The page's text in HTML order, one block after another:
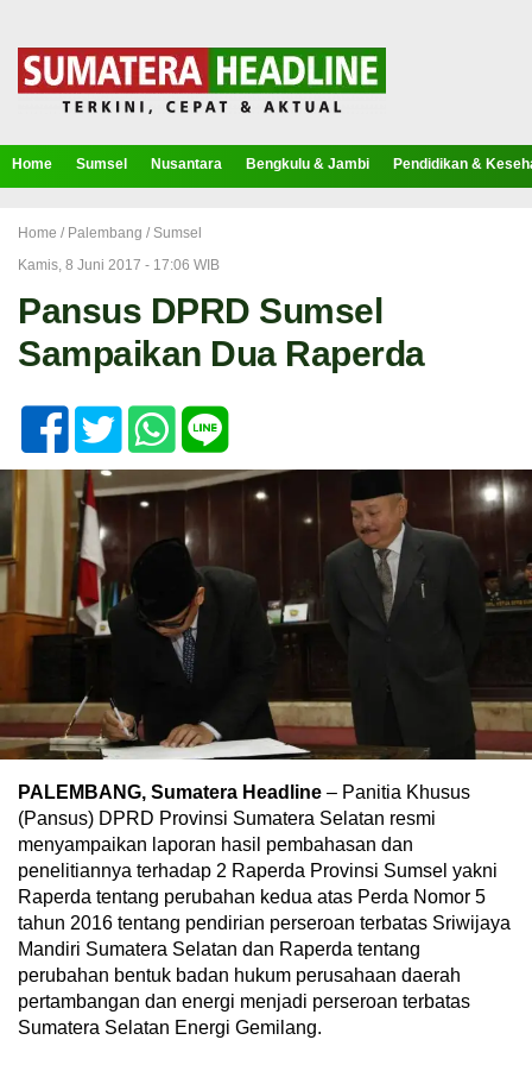
Home Sumsel Nusantara Bengkulu & Jambi Pendidikan &
Home / Palembang / Sumsel
Kamis, 8 Juni 2017 - 17:06 WIB
Pansus DPRD Sumsel
Sampaikan Dua Raperda
PALEMBANG, Sumatera Headline – Panitia Khusus
(Pansus) DPRD Provinsi Sumatera Selatan resmi
menyampaikan laporan hasil pembahasan dan
penelitiannya terhadap 2 Raperda Provinsi Sumsel yakni
Raperda tentang perubahan kedua atas Perda Nomor 5
tahun 2016 tentang pendirian perseroan terbatas Sriwijaya
Mandiri Sumatera Selatan dan Raperda tentang
perubahan bentuk badan hukum perusahaan daerah
pertambangan dan energi menjadi perseroan terbatas
Sumatera Selatan Energi Gemilang.